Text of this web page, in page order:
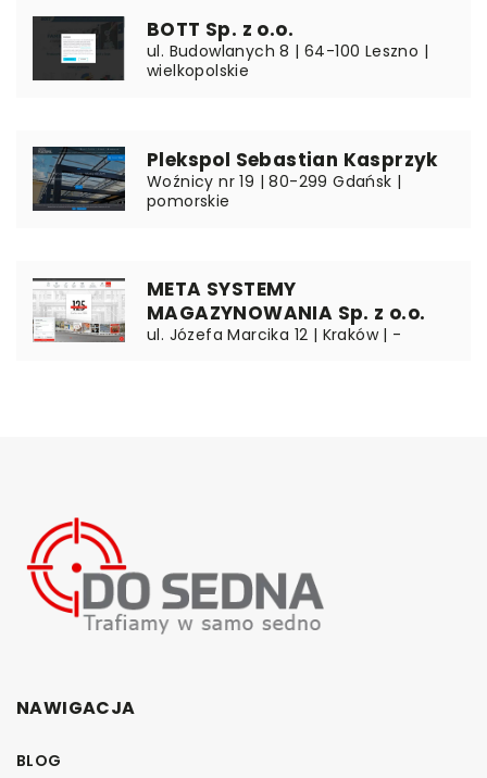
BOTT Sp. z o.o.
ul. Budowlanych 8 | 64-100 Leszno |
wielkopolskie
Plekspol Sebastian Kasprzyk
Woźnicy nr 19 | 80-299 Gdańsk |
pomorskie
META SYSTEMY
MAGAZYNOWANIA Sp. z o.o.
ul. Józefa Marcika 12 | Kraków | -
NAWIGACJA
BLOG